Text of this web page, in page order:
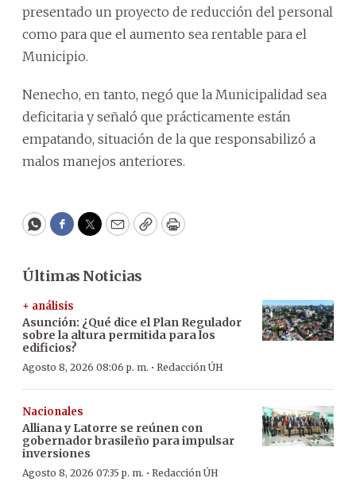
presentado un proyecto de reducción del personal
como para que el aumento sea rentable para el
Municipio.
Nenecho, en tanto, negó que la Municipalidad sea
deficitaria y señaló que prácticamente están
empatando, situación de la que responsabilizó a
malos manejos anteriores.
WhatsApp
Facebook
Twitter
EmailCopyPrint
Últimas Noticias
+ análisis
Asunción: ¿Qué dice el Plan Regulador
sobre la altura permitida para los
edificios?
Agosto 8, 2026 08:06 p. m. · Redacción ÚH
Nacionales
Alliana y Latorre se reúnen con
gobernador brasileño para impulsar
inversiones
Agosto 8, 2026 07:35 p. m. · Redacción ÚH